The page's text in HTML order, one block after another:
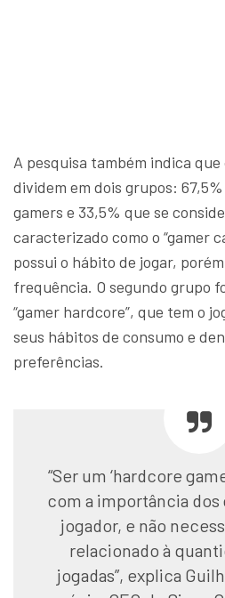
A pesquisa também indica
dividem em dois grupos:
gamers e 33,5% que se
caracterizado como o “gamer
possui o hábito de jogar,
frequência. O segundo grupo
“gamer hardcore”, que tem o
seus hábitos de consumo e
preferências.
“Ser um ‘hardcore
com a importância dos
jogador, e não
relacionado à
jogadas”, explica